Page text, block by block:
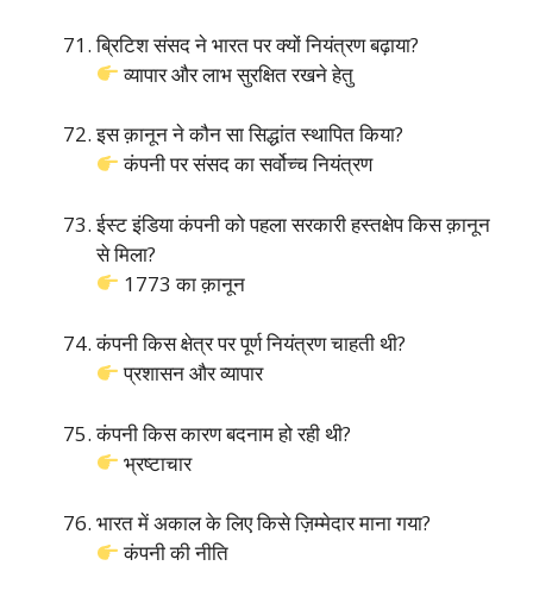
ब्रिटिश संसद ने भारत पर क्यों नियंत्रण बढ़ाया?
व्यापार और लाभ सुरक्षित रखने हेतु
इस क़ानून ने कौन सा सिद्धांत स्थापित किया?
कंपनी पर संसद का सर्वोच्च नियंत्रण
ईस्ट इंडिया कंपनी को पहला सरकारी हस्तक्षेप किस क़ानून
से मिला?
1773 का क़ानून
कंपनी किस क्षेत्र पर पूर्ण नियंत्रण चाहती थी?
प्रशासन और व्यापार
कंपनी किस कारण बदनाम हो रही थी?
भ्रष्टाचार
भारत में अकाल के लिए किसे ज़िम्मेदार माना गया?
कंपनी की नीति